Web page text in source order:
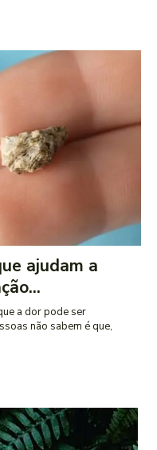
ajudam a
a dor pode ser
não sabem é que,